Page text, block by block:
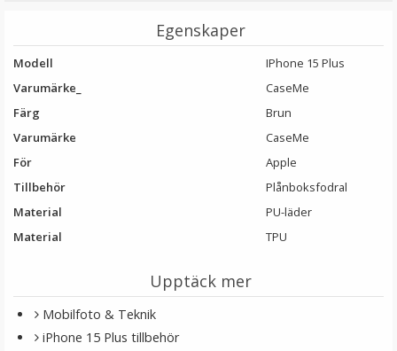
299 kr
JJC CL-B12 dammblåsare/blåsbälg för optik svart
Egenskaper
Modell
IPhone 15 Plus
Varumärke_
CaseMe
Färg
Brun
Varumärke
CaseMe
För
Apple
Tillbehör
Plånboksfodral
Material
PU-läder
Material
TPU
Upptäck mer
Mobilfoto & Teknik
iPhone 15 Plus tillbehör